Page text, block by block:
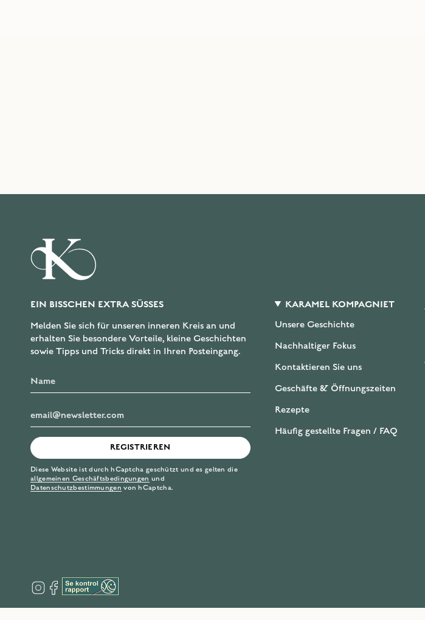
EIN BISSCHEN EXTRA SÜSSES
Melden Sie sich für unseren inneren Kreis an und
erhalten Sie besondere Vorteile, kleine Geschichten
sowie Tipps und Tricks direkt in Ihren Posteingang.
REGISTRIEREN
Diese Website ist durch hCaptcha geschützt und es gelten die
allgemeinen Geschäftsbedingungen und
Datenschutzbestimmungen von hCaptcha.
KARAMEL KOMPAGNIET
Unsere Geschichte
Nachhaltiger Fokus
Kontaktieren Sie uns
Geschäfte & Öffnungszeiten
Rezepte
Häufig gestellte Fragen / FAQ
s
F
a
c